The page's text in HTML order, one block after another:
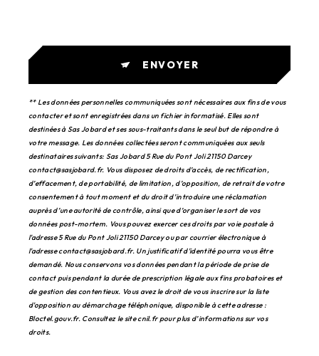
ENVOYER
** Les données personnelles communiquées sont nécessaires aux fins de vous
contacter et sont enregistrées dans un fichier informatisé. Elles sont
destinées à Sas Jobard et ses sous-traitants dans le seul but de répondre à
votre message. Les données collectées seront communiquées aux seuls
destinataires suivants: Sas Jobard 5 Rue du Pont Joli 21150 Darcey
contact@sasjobard.fr. Vous disposez de droits d’accès, de rectification,
d’effacement, de portabilité, de limitation, d’opposition, de retrait de votre
consentement à tout moment et du droit d’introduire une réclamation
auprès d’une autorité de contrôle, ainsi que d’organiser le sort de vos
données post-mortem. Vous pouvez exercer ces droits par voie postale à
l'adresse 5 Rue du Pont Joli 21150 Darcey ou par courrier électronique à
l'adresse contact@sasjobard.fr. Un justificatif d'identité pourra vous être
demandé. Nous conservons vos données pendant la période de prise de
contact puis pendant la durée de prescription légale aux fins probatoires et
de gestion des contentieux. Vous avez le droit de vous inscrire sur la liste
d'opposition au démarchage téléphonique, disponible à cette adresse :
Bloctel.gouv.fr. Consultez le site cnil.fr pour plus d’informations sur vos
droits.